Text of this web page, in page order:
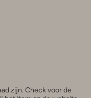
zijn. Check voor de